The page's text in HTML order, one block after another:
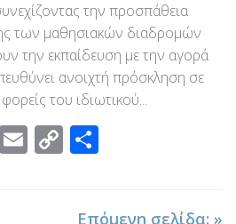
την προσπάθεια
των μαθησιακών διαδρομών
την εκπαίδευση με την αγορά
ανοιχτή πρόσκληση σε
του ιδιωτικού...
X Email
Copy
Επόμενη σελίδα: »